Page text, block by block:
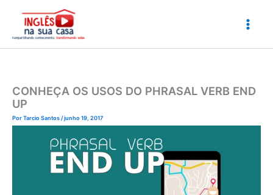
conteúdo
CONHEÇA OS USOS DO PHRASAL VERB END
UP
PorTarcio Santos/junho 19, 2017